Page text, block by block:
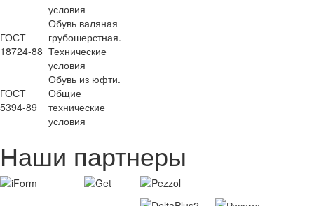
условия
ГОСТ
18724-88
Обувь валяная
грубошерстная.
Технические
условия
ГОСТ
5394-89
Обувь из юфти.
Общие
технические
условия
Наши партнеры